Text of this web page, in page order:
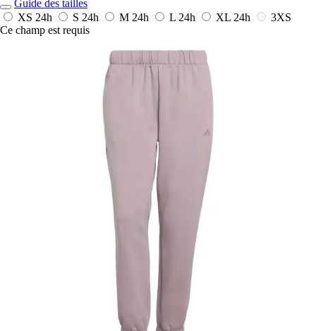
Guide des tailles
XS 24h S 24h M 24h L 24h XL 24h
3XS
Ce champ est requis